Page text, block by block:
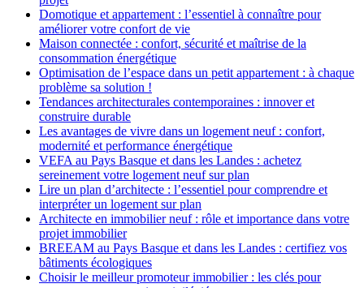
Domotique et appartement : l’essentiel à connaître pour
améliorer votre confort de vie
Maison connectée : confort, sécurité et maîtrise de la
consommation énergétique
Optimisation de l’espace dans un petit appartement : à chaque
problème sa solution !
Tendances architecturales contemporaines : innover et
construire durable
Les avantages de vivre dans un logement neuf : confort,
modernité et performance énergétique
VEFA au Pays Basque et dans les Landes : achetez
sereinement votre logement neuf sur plan
Lire un plan d’architecte : l’essentiel pour comprendre et
interpréter un logement sur plan
Architecte en immobilier neuf : rôle et importance dans votre
projet immobilier
BREEAM au Pays Basque et dans les Landes : certifiez vos
bâtiments écologiques
Choisir le meilleur promoteur immobilier : les clés pour